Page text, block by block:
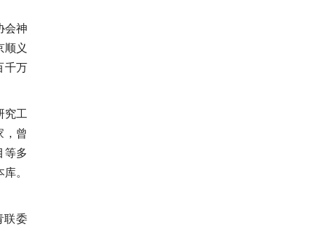
会神
顺义
千万
究工
，曾
等多
。
联委